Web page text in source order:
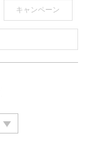
キャンペーン